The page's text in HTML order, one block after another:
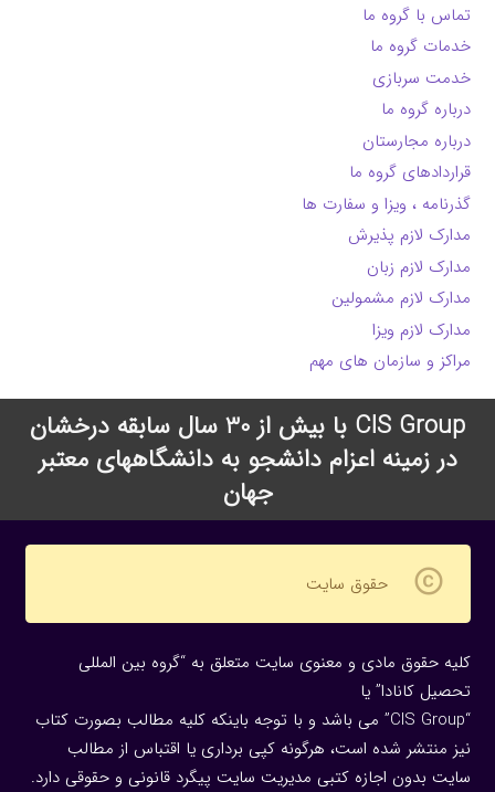
تماس با گروه ما
خدمات گروه ما
خدمت سربازی
درباره گروه ما
درباره مجارستان
قراردادهای گروه ما
گذرنامه ، ویزا و سفارت ها
مدارک لازم پذیرش
مدارک لازم زبان
مدارک لازم مشمولین
مدارک لازم ویزا
مراکز و سازمان های مهم
CIS Group با بیش از 30 سال سابقه درخشان
در زمینه اعزام دانشجو به دانشگاههای معتبر
جهان
copyright حقوق سایت
کلیه حقوق مادی و معنوی سایت متعلق به “گروه بین المللی
تحصیل کانادا” یا
“CIS Group” می باشد و با توجه باینکه کلیه مطالب بصورت کتاب
نیز منتشر شده است، هرگونه كپی برداری یا اقتباس از مطالب
سایت بدون اجازه كتبی مدیریت سایت پیگرد قانونی و حقوقی دارد.